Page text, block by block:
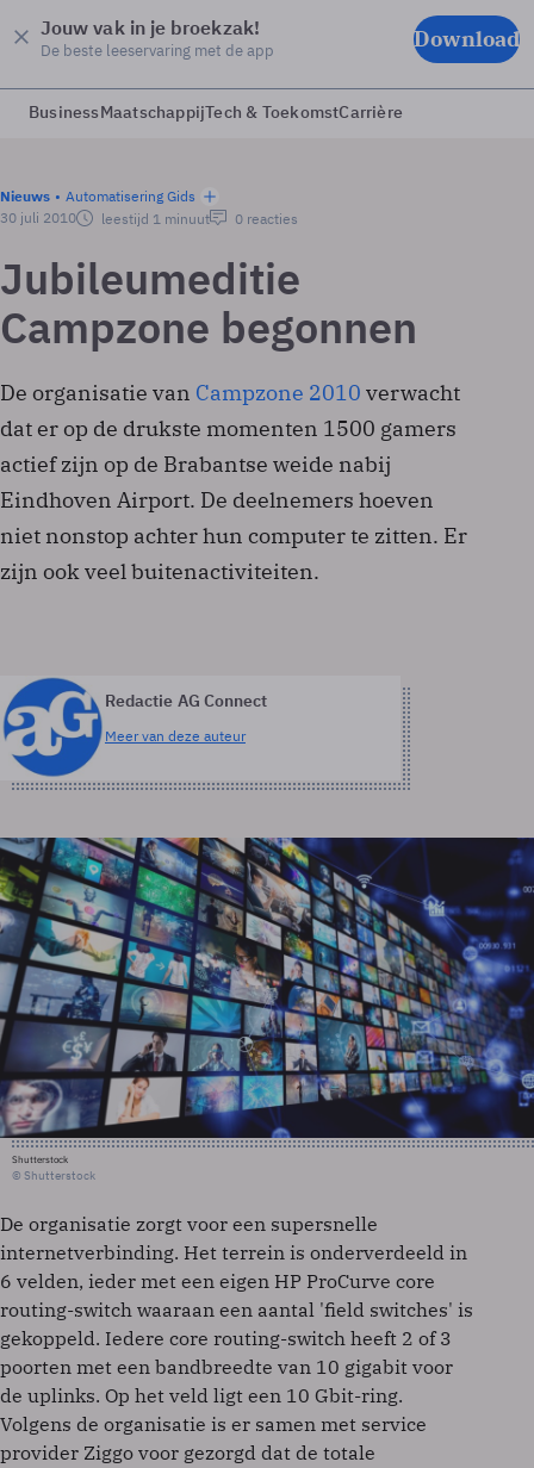
Jouw vak in je broekzak!
De beste leeservaring met de app Download
BusinessMaatschappijTech & ToekomstCarrière
Nieuws
Automatisering Gids
30 juli 2010
leestijd 1 minuut 0 reacties
Jubileumeditie
Campzone begonnen
De organisatie van Campzone 2010 verwacht
dat er op de drukste momenten 1500 gamers
actief zijn op de Brabantse weide nabij
Eindhoven Airport. De deelnemers hoeven
niet nonstop achter hun computer te zitten. Er
zijn ook veel buitenactiviteiten.
Redactie AG Connect
Meer van deze auteur
Shutterstock
© Shutterstock
De organisatie zorgt voor een supersnelle
internetverbinding. Het terrein is onderverdeeld in
6 velden, ieder met een eigen HP ProCurve core
routing-switch waaraan een aantal 'field switches' is
gekoppeld. Iedere core routing-switch heeft 2 of 3
poorten met een bandbreedte van 10 gigabit voor
de uplinks. Op het veld ligt een 10 Gbit-ring.
Volgens de organisatie is er samen met service
provider Ziggo voor gezorgd dat de totale